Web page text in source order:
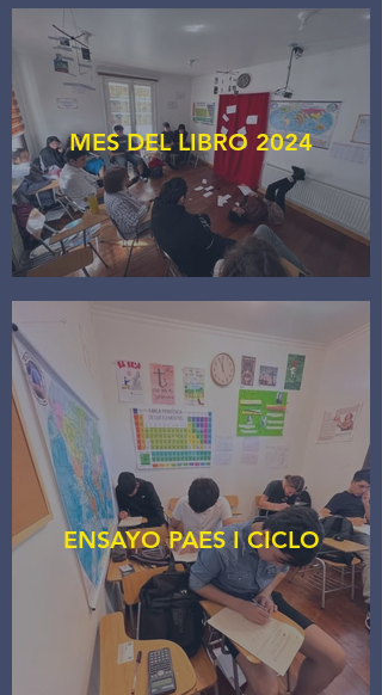
MES DEL LIBRO 2024
ENSAYO PAES I CICLO